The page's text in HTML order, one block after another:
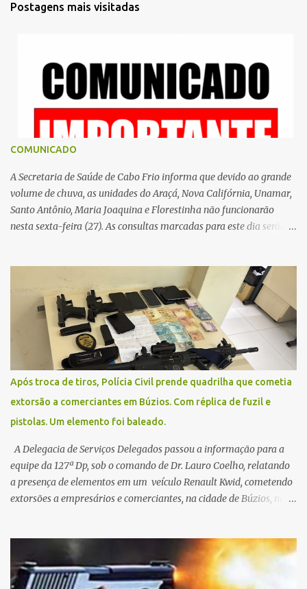
Postagens mais visitadas
COMUNICADO
A Secretaria de Saúde de Cabo Frio informa que devido ao grande
volume de chuva, as unidades do Araçá, Nova Califórnia, Unamar,
Santo Antônio, Maria Joaquina e Florestinha não funcionarão
nesta sexta-feira (27). As consultas marcadas para este dia serão
Contamos com a compreensão de toda população, pois se trata de
uma situação climática que foge ao controle da administração
pública.
Após troca de tiros, Polícia Civil prende quadrilha que cometia
extorsão a comerciantes em Búzios. Com réplica de fuzil e
pistolas. Um elemento foi baleado.
A Delegacia de Serviços Delegados passou a informação para a
equipe da 127ª Dp, sob o comando de Dr. Lauro Coelho, relatando
a presença de elementos em um veículo Renault Kwid, cometendo
extorsões a empresários e comerciantes, na cidade de Búzios, na
fugir da cidade Buziana. Um dos detidos é policial civil e este foi
baleado na perna na troca de tiros . Na ocorrência, três armas,
pistolas e uma réplica de fuzil, foram apreendidas. O homem